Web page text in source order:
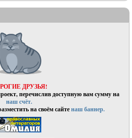
ДРУЗЬЯ!
перечислив доступную вам сумму на
наш счёт.
на своём сайтенаш баннер.